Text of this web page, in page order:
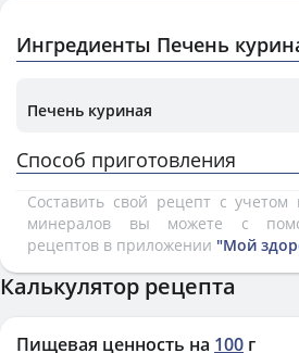
Ингредиенты Печень
Печень куриная
Способ приготовления
Составить свой рецепт с
минералов вы можете с
рецептов в приложении "Мой
Калькулятор рецепта
Пищевая ценность на 100 г